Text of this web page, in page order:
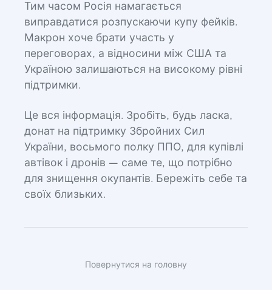
Тим часом Росія намагається
виправдатися розпускаючи купу фейків.
Макрон хоче брати участь у
переговорах, а відносини між США та
Україною залишаються на високому рівні
підтримки.
Це вся інформація. Зробіть, будь ласка,
донат на підтримку Збройних Сил
України, восьмого полку ППО, для купівлі
автівок і дронів — саме те, що потрібно
для знищення окупантів. Бережіть себе та
своїх близьких.
Повернутися на головну